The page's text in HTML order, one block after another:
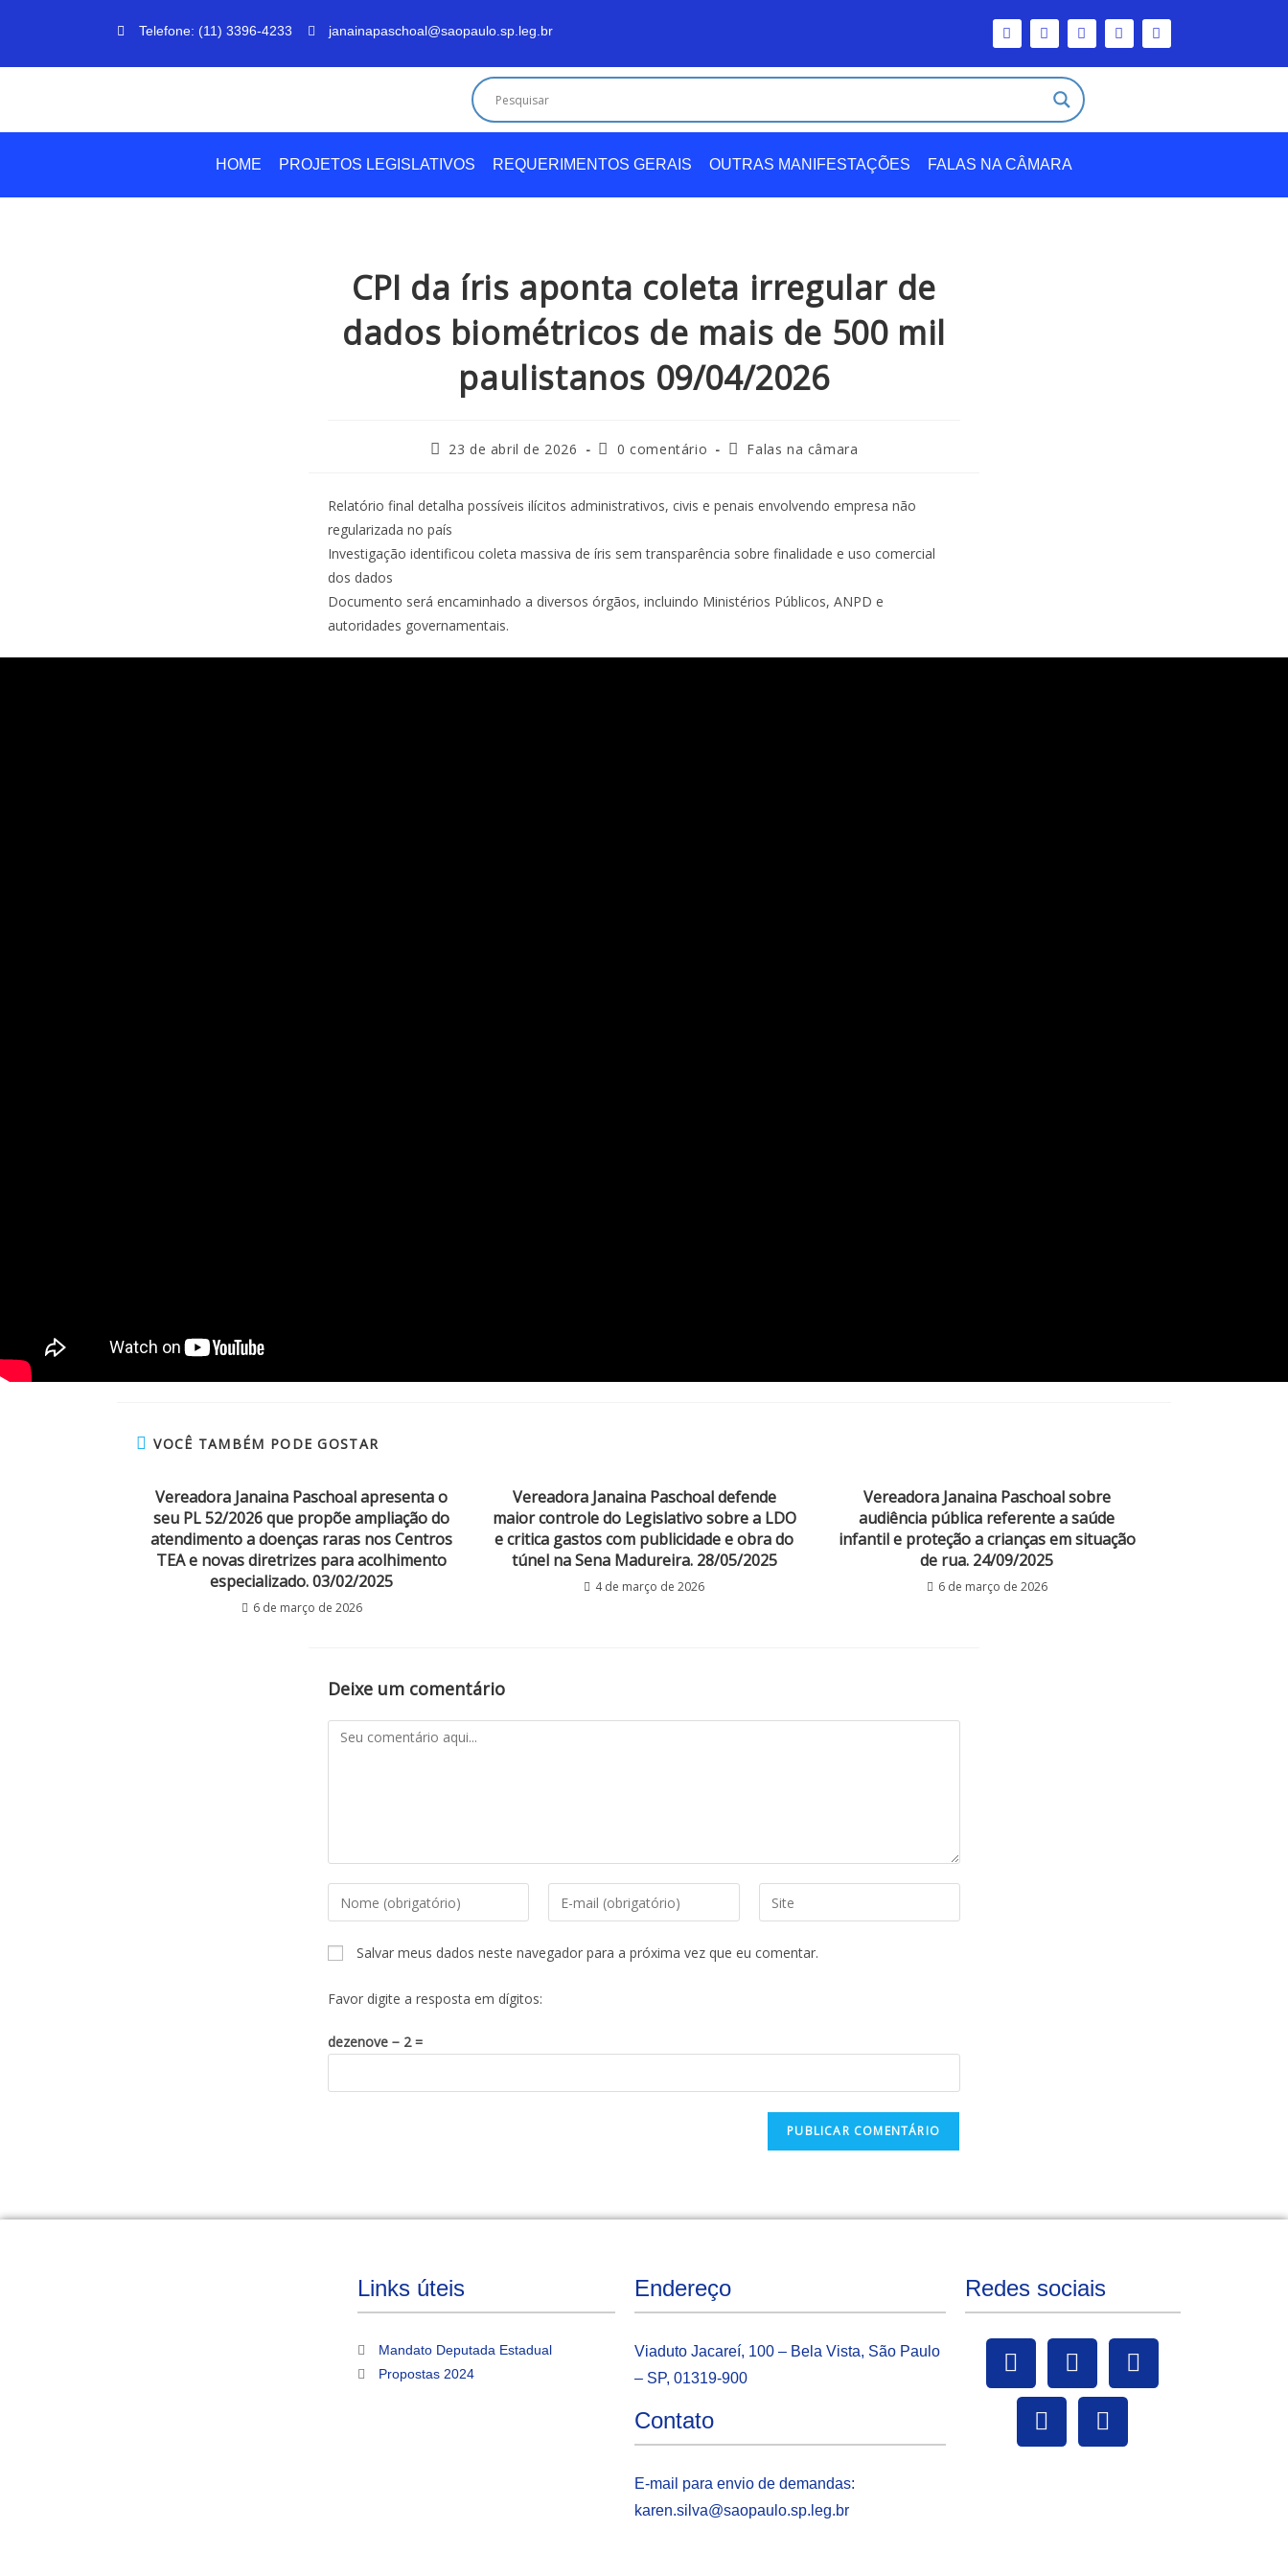
Telefone: (11) 3396-4233 janainapaschoal@saopaulo.sp.leg.br
HOME PROJETOS LEGISLATIVOS REQUERIMENTOS GERAIS OUTRAS MANIFESTAÇÕES FALAS NA CÂMARA
CPI da íris aponta coleta irregular de
dados biométricos de mais de 500 mil
paulistanos 09/04/2026
23 de abril de 2026 0 comentário Falas na câmara
Relatório final detalha possíveis ilícitos administrativos, civis e penais envolvendo empresa não
regularizada no país
Investigação identificou coleta massiva de íris sem transparência sobre finalidade e uso comercial
dos dados
Documento será encaminhado a diversos órgãos, incluindo Ministérios Públicos, ANPD e
autoridades governamentais.
VOCÊ TAMBÉM PODE GOSTAR
Vereadora Janaina Paschoal apresenta o
seu PL 52/2026 que propõe ampliação do
atendimento a doenças raras nos Centros
TEA e novas diretrizes para acolhimento
especializado. 03/02/2025
6 de março de 2026
Vereadora Janaina Paschoal defende
maior controle do Legislativo sobre a LDO
e critica gastos com publicidade e obra do
túnel na Sena Madureira. 28/05/2025
4 de março de 2026
Vereadora Janaina Paschoal sobre
audiência pública referente a saúde
infantil e proteção a crianças em situação
de rua. 24/09/2025
6 de março de 2026
Deixe um comentário
Salvar meus dados neste navegador para a próxima vez que eu comentar.
Favor digite a resposta em dígitos:
dezenove − 2 =
Links úteis
Mandato Deputada Estadual
Propostas 2024
Endereço
Viaduto Jacareí, 100 – Bela Vista, São Paulo
– SP, 01319-900
Contato
E-mail para envio de demandas:
karen.silva@saopaulo.sp.leg.br
Redes sociais